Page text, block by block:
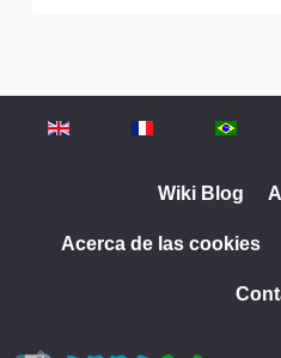
Seleccione su idioma
Wiki Blog
Acerca de las cookies